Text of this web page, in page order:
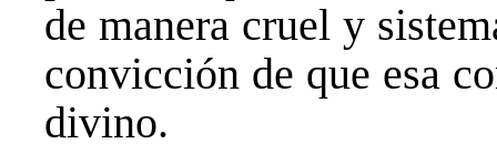
de manera cruel y
convicción de que esa
divino.